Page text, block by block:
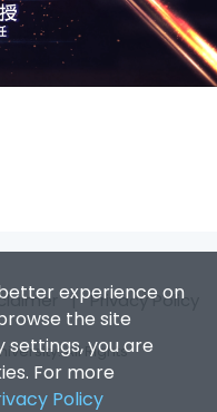
experience on
the site
you are
For more
Policy
|Privacy Policy
All Rights